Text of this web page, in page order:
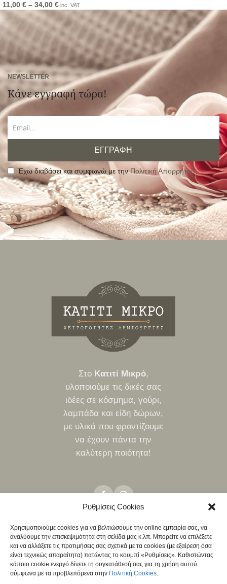
Ρυθμίσεις Cookies
Χρησιμοποιούμε cookies για να βελτιώσουμε την online εμπειρία σας, να
αναλύουμε την επισκεψιμότητα στη σελίδα μας κ.λπ. Μπορείτε να επιλέξετε
και να αλλάξετε τις προτιμήσεις σας σχετικά με τα cookies (με εξαίρεση όσα
είναι τεχνικώς απαραίτητα) πατώντας το κουμπί «Ρυθμίσεις». Καθιστώντας
κάποιο cookie ενεργό δίνετε τη συγκατάθεσή σας για τη χρήση αυτού
σύμφωνα με τα προβλεπόμενα στην Πολιτική Cookies.
11,00 € – 34,00 € inc. VAT
NEWSLETTER
Κάνε εγγραφή τώρα!
ΕΓΓΡΑΦΗ
Έχω διαβάσει και συμφωνώ με τηνΠολιτική Απορρήτου.
Alternative:
Στο Κατιτί Μικρό,
υλοποιούμε τις δικές σας
ιδέες σε κόσμημα, γούρι,
λαμπάδα και είδη δώρων,
με υλικά που φροντίζουμε
να έχουν πάντα την
καλύτερη ποιότητα!
ΤΡΌΠΟΙ ΑΠΟΣΤΟΛΉΣΤΡΌΠΟΙ ΠΛΗΡΩΜΉΣΠΟΛΙΤΙΚΉ ΕΠΙΣΤΡΟΦΏΝ
ΧΟΝΔΡΙΚΉ